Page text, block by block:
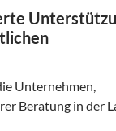
Unternehmen,
Beratung in der